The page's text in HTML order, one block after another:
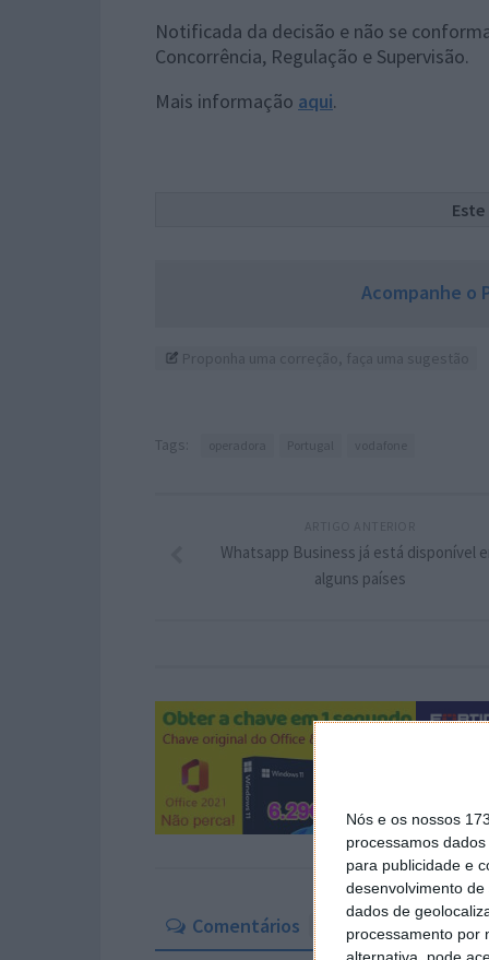
Nós e os nossos
processamos
para publicidade e
desenvolvimento de
dados de
processamento por
Notificada da decisão e não se
Concorrência, Regulação e Supervisão.
Mais informação aqui.
Acompanhe o
Tags:
Whatsapp Business já está disponível
alguns países
Comentários